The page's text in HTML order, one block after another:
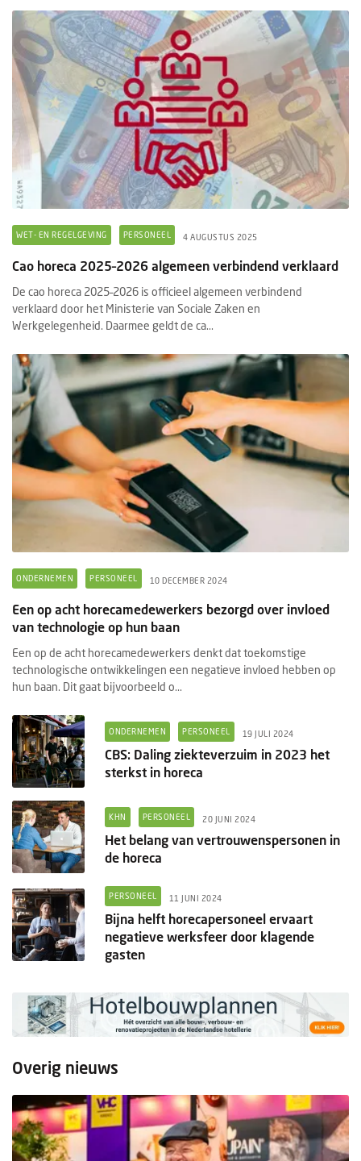
WET- EN REGELGEVING PERSONEEL 4 AUGUSTUS 2025
Cao horeca 2025–2026 algemeen verbindend verklaard
De cao horeca 2025–2026 is officieel algemeen verbindend
verklaard door het Ministerie van Sociale Zaken en
Werkgelegenheid. Daarmee geldt de ca...
ONDERNEMEN PERSONEEL 10 DECEMBER 2024
Een op acht horecamedewerkers bezorgd over invloed
van technologie op hun baan
Een op de acht horecamedewerkers denkt dat toekomstige
technologische ontwikkelingen een negatieve invloed hebben op
hun baan. Dit gaat bijvoorbeeld o...
ONDERNEMEN PERSONEEL 19 JULI 2024
CBS: Daling ziekteverzuim in 2023 het
sterkst in horeca
KHN PERSONEEL 20 JUNI 2024
Het belang van vertrouwenspersonen in
de horeca
PERSONEEL 11 JUNI 2024
Bijna helft horecapersoneel ervaart
negatieve werksfeer door klagende
gasten
Overig nieuws